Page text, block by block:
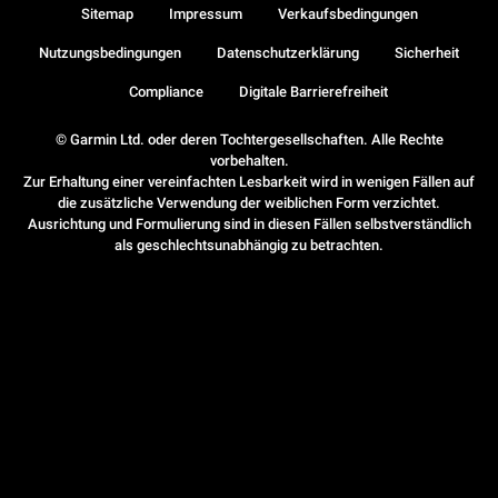
© Garmin Ltd. oder deren Tochtergesellschaften. Alle Rechte
vorbehalten.
Zur Erhaltung einer vereinfachten Lesbarkeit wird in wenigen Fällen auf
die zusätzliche Verwendung der weiblichen Form verzichtet.
Ausrichtung und Formulierung sind in diesen Fällen selbstverständlich
als geschlechtsunabhängig zu betrachten.
Sitemap Impressum Verkaufsbedingungen
Nutzungsbedingungen Datenschutzerklärung Sicherheit
Compliance Digitale Barrierefreiheit